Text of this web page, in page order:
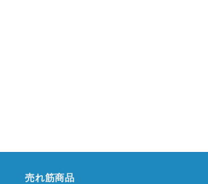
売れ筋商品